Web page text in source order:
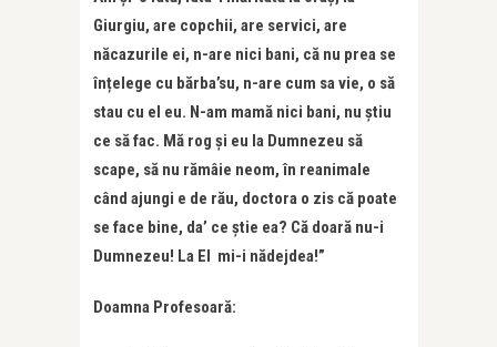
Giurgiu, are copchii, are servici, are
năcazurile ei, n-are nici bani, că nu prea se
înțelege cu bărba’su, n-are cum sa vie, o să
stau cu el eu. N-am mamă nici bani, nu știu
ce să fac. Mă rog și eu la Dumnezeu să
scape, să nu rămâie neom, în reanimale
când ajungi e de rău, doctora o zis că poate
se face bine, da’ ce știe ea? Că doară nu-i
Dumnezeu! La El mi-i nădejdea!”
Doamna Profesoară: